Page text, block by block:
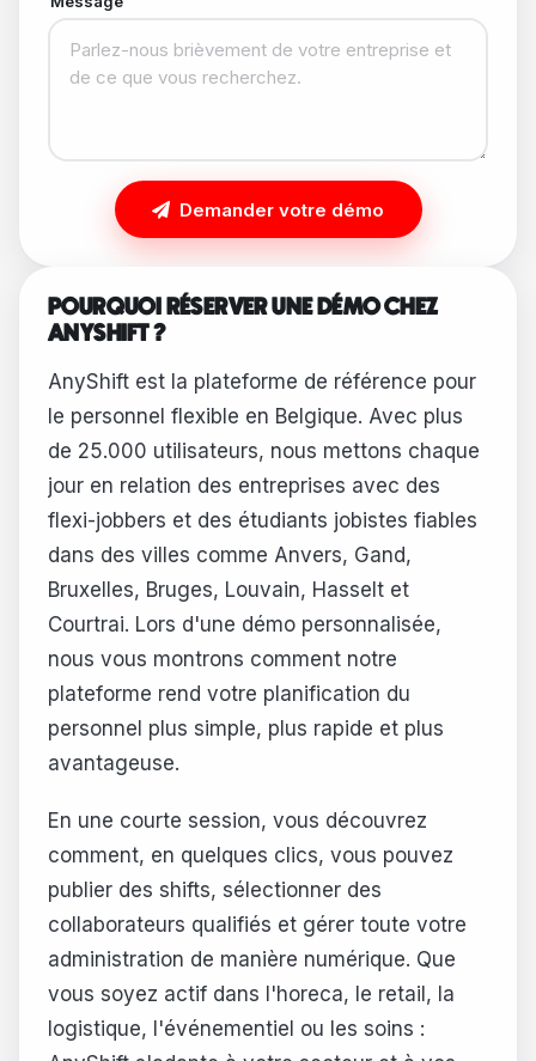
Demander votre démo
POURQUOI RÉSERVER UNE DÉMO CHEZ
ANYSHIFT ?
AnyShift est la plateforme de référence pour
le personnel flexible en Belgique. Avec plus
de 25.000 utilisateurs, nous mettons chaque
jour en relation des entreprises avec des
flexi-jobbers et des étudiants jobistes fiables
dans des villes comme Anvers, Gand,
Bruxelles, Bruges, Louvain, Hasselt et
Courtrai. Lors d'une démo personnalisée,
nous vous montrons comment notre
plateforme rend votre planification du
personnel plus simple, plus rapide et plus
avantageuse.
En une courte session, vous découvrez
comment, en quelques clics, vous pouvez
publier des shifts, sélectionner des
collaborateurs qualifiés et gérer toute votre
administration de manière numérique. Que
vous soyez actif dans l'horeca, le retail, la
logistique, l'événementiel ou les soins :